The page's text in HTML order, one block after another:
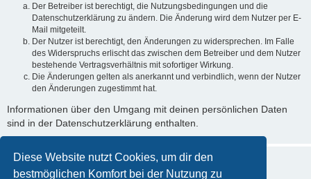
Diese Website nutzt Cookies, um dir den
bestmöglichen Komfort bei der Nutzung zu
Der Betreiber ist berechtigt, die Nutzungsbedingungen und die
Datenschutzerklärung zu ändern. Die Änderung wird dem Nutzer per E-
Mail mitgeteilt.
Der Nutzer ist berechtigt, den Änderungen zu widersprechen. Im Falle
des Widerspruchs erlischt das zwischen dem Betreiber und dem Nutzer
bestehende Vertragsverhältnis mit sofortiger Wirkung.
Die Änderungen gelten als anerkannt und verbindlich, wenn der Nutzer
den Änderungen zugestimmt hat.
Informationen über den Umgang mit deinen persönlichen Daten
sind in der Datenschutzerklärung enthalten.